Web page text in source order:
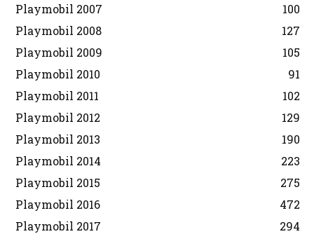
Playmobil 2007
100
Playmobil 2008
127
Playmobil 2009
105
Playmobil 2010
91
Playmobil 2011
102
Playmobil 2012
129
Playmobil 2013
190
Playmobil 2014
223
Playmobil 2015
275
Playmobil 2016
472
Playmobil 2017
294